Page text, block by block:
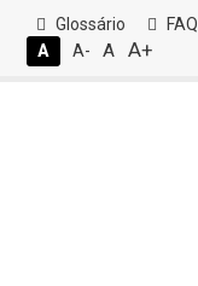
Glossário FAQ
A
A- A A+